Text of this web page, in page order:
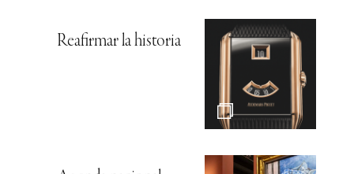
Reafirmar la historia